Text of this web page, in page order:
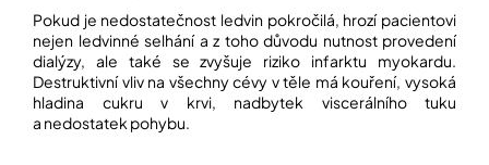
Pokud je nedostatečnost ledvin pokročilá, hrozí pacientovi
nejen ledvinné selhání a z toho důvodu nutnost provedení
dialýzy, ale také se zvyšuje riziko infarktu myokardu.
Destruktivní vliv na všechny cévy v těle má kouření, vysoká
hladina cukru v krvi, nadbytek viscerálního tuku
a nedostatek pohybu.